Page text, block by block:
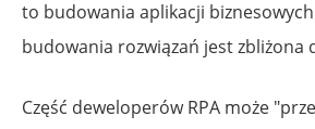
to budowania aplikacji
budowania rozwiązań jest zbliżona
Część deweloperów RPA może